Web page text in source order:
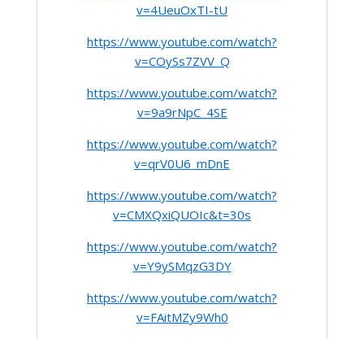
v=4UeuOxTI-tU
https://www.youtube.com/watch?
v=COySs7ZVV_Q
https://www.youtube.com/watch?
v=9a9rNpC_4SE
https://www.youtube.com/watch?
v=qrV0U6_mDnE
https://www.youtube.com/watch?
v=CMXQxiQUOIc&t=30s
https://www.youtube.com/watch?
v=Y9ySMqzG3DY
https://www.youtube.com/watch?
v=FAitMZy9Wh0